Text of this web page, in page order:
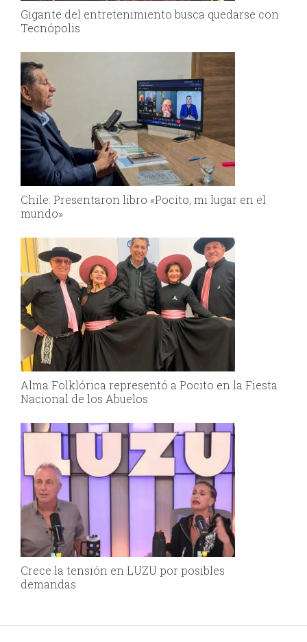
Gigante del entretenimiento busca quedarse con
Tecnópolis
Chile: Presentaron libro «Pocito, mi lugar en el
mundo»
Alma Folklórica representó a Pocito en la Fiesta
Nacional de los Abuelos
Crece la tensión en LUZU por posibles
demandas